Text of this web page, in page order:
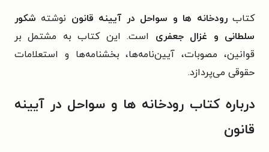
کتابرودخانه ها و سواحل در آیینه قانون نوشته شکور
سلطانی و غزال جعفری است. این کتاب به مشتمل بر
قوانین، مصوبات، آیین‌نامه‌ها، بخشنامه‌ها و استعلامات
حقوقی می‌پردازد.
درباره کتاب رودخانه ها و سواحل در آیینه
قانون